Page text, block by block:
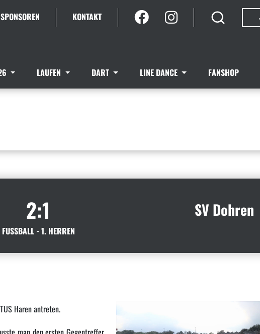
SPONSOREN KONTAKT
LAUFEN DART LINE DANCE FANSHOP
2:1 SV Dohren
FUSSBALL - 1. HERREN
Haren antreten.